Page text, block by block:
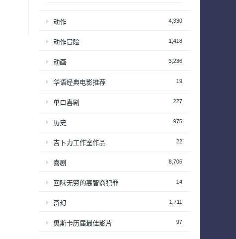
动作 4,330
动作冒险 1,418
动画 3,236
华语经典电影推荐 19
单口喜剧 227
历史 975
吉卜力工作室作品 22
喜剧 8,706
回味无穷的高智商犯罪 14
奇幻 1,711
奥斯卡历届最佳影片 97